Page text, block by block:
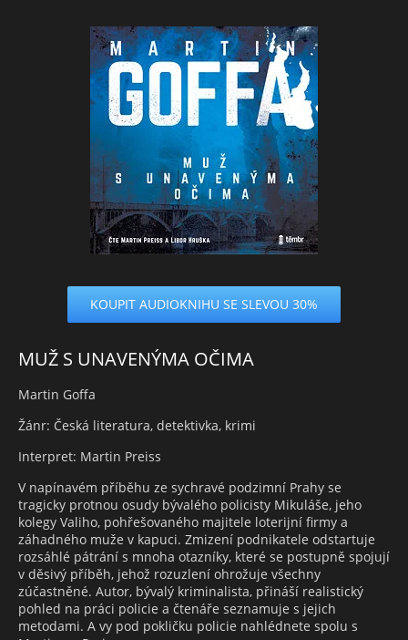
KOUPIT AUDIOKNIHU SE SLEVOU 30%
MUŽ S UNAVENÝMA OČIMA
Martin Goffa
Žánr: Česká literatura, detektivka, krimi
Interpret: Martin Preiss
V napínavém příběhu ze sychravé podzimní Prahy se
tragicky protnou osudy bývalého policisty Mikuláše, jeho
kolegy Valiho, pohřešovaného majitele loterijní firmy a
záhadného muže v kapuci. Zmizení podnikatele odstartuje
rozsáhlé pátrání s mnoha otazníky, které se postupně spojují
v děsivý příběh, jehož rozuzlení ohrožuje všechny
zúčastněné. Autor, bývalý kriminalista, přináší realistický
pohled na práci policie a čtenáře seznamuje s jejich
metodami. A vy pod pokličku policie nahlédnete spolu s